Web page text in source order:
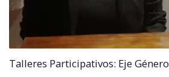
Talleres Participativos: Eje Género